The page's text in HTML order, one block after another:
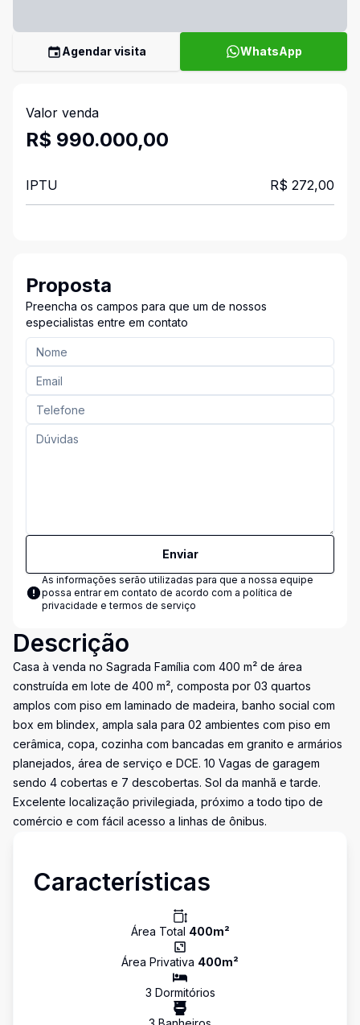
Agendar visita WhatsApp
Valor venda
R$ 990.000,00
IPTU R$ 272,00
Proposta
Preencha os campos para que um de nossos
especialistas entre em contato
Enviar
As informações serão utilizadas para que a nossa equipe
possa entrar em contato de acordo com a política de
privacidade e termos de serviço
Descrição
Casa à venda no Sagrada Família com 400 m² de área
construída em lote de 400 m², composta por 03 quartos
amplos com piso em laminado de madeira, banho social com
box em blindex, ampla sala para 02 ambientes com piso em
cerâmica, copa, cozinha com bancadas em granito e armários
planejados, área de serviço e DCE. 10 Vagas de garagem
sendo 4 cobertas e 7 descobertas. Sol da manhã e tarde.
Excelente localização privilegiada, próximo a todo tipo de
comércio e com fácil acesso a linhas de ônibus.
Características
Área Total 400m²
Área Privativa 400m²
3 Dormitórios